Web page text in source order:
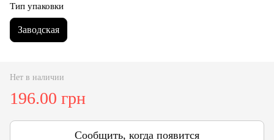
Тип упаковки
Заводская
Нет в наличии
196.00 грн
Сообщить, когда появится